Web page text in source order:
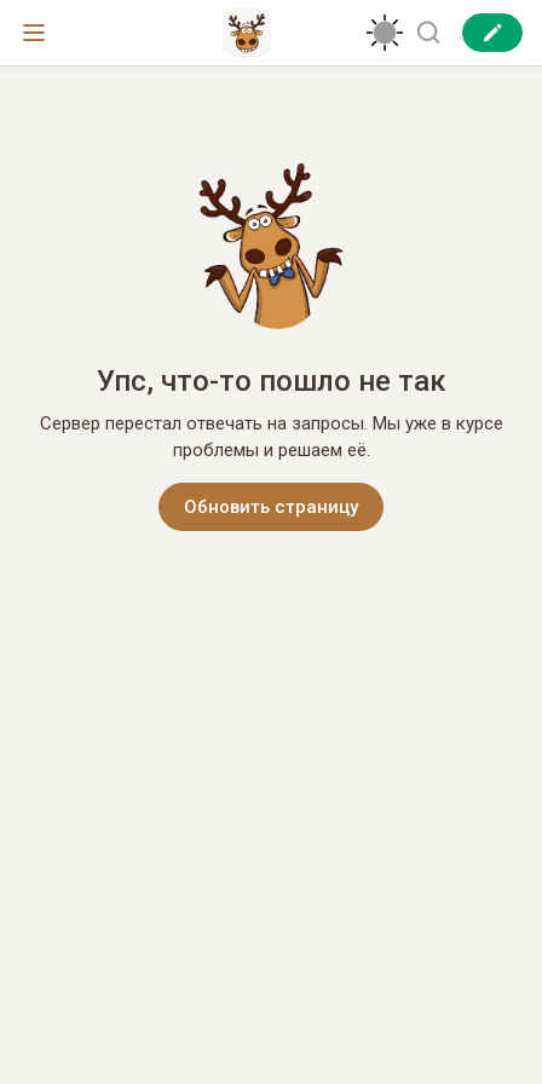
Упс, что-то пошло не так
Сервер перестал отвечать на запросы. Мы уже в курсе
проблемы и решаем её.
Обновить страницу